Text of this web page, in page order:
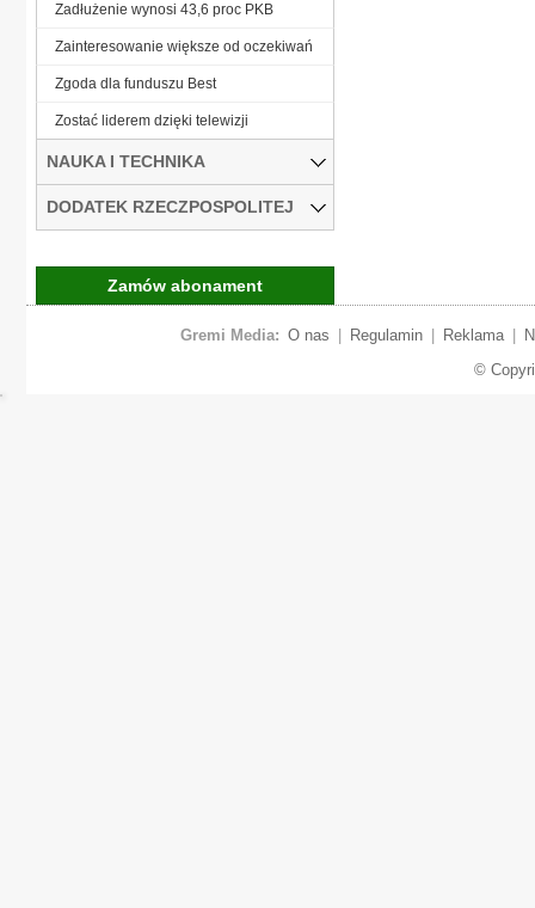
Zadłużenie wynosi 43,6 proc PKB
Zainteresowanie większe od oczekiwań
Zgoda dla funduszu Best
Zostać liderem dzięki telewizji
NAUKA I TECHNIKA
DODATEK RZECZPOSPOLITEJ
Zamów abonament
Gremi Media: O nas Regulamin Reklama
©